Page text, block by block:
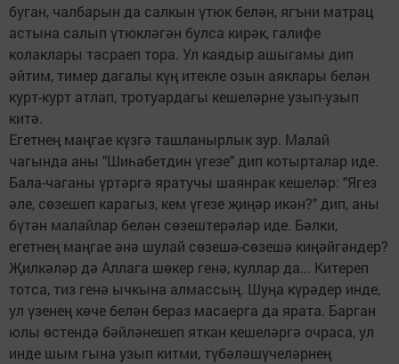
буган, чалбарын да салкын үтюк белән, ягъни матрац
астына салып үтюкләгән булса кирәк, галифе
колаклары тасраеп тора. Ул каядыр ашыгамы дип
әйтим, тимер дагалы күң итекле озын аяклары белән
курт-курт атлап, тротуардагы кешеләрне узып-узып
китә.
Егетнең маңгае күзгә ташланырлык зур. Малай
чагында аны "Шиһабетдин үгезе" дип котырталар иде.
Бала-чаганы үртәргә яратучы шаянрак кешеләр: "Ягез
әле, сөзешеп карагыз, кем үгезе җиңәр икән?" дип, аны
бүтән малайлар белән сөзештерәләр иде. Бәлки,
егетнең маңгае әнә шулай сөзешә-сөзешә киңәйгәндер?
Җилкәләр дә Аллага шөкер генә, куллар да... Китереп
тотса, тиз генә ычкына алмассың. Шуңа күрәдер инде,
ул үзенең көче белән бераз масаерга да ярата. Барган
юлы өстендә бәйләнешеп яткан кешеләргә очраса, ул
инде шым гына узып китми, түбәләшүчеләрнең